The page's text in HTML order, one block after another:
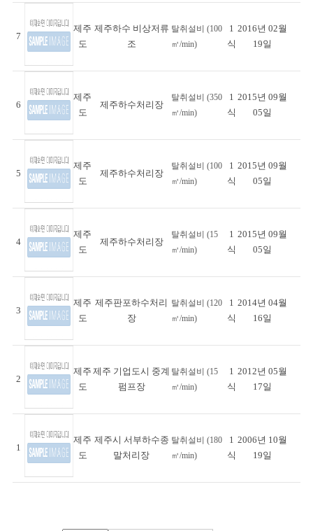
7
제주
도
제주하수 비상저류
조
탈취설비 (100
㎥/min)
1
식
2016년 02월
19일
6
제주
도
제주하수처리장
탈취설비 (350
㎥/min)
1
식
2015년 09월
05일
5
제주
도
제주하수처리장
탈취설비 (100
㎥/min)
1
식
2015년 09월
05일
4
제주
도
제주하수처리장
탈취설비 (15
㎥/min)
1
식
2015년 09월
05일
3
제주
도
제주판포하수처리
장
탈취설비 (120
㎥/min)
1
식
2014년 04월
16일
2
제주
도
제주 기업도시 중계
펌프장
탈취설비 (15
㎥/min)
1
식
2012년 05월
17일
1
제주
도
제주시 서부하수종
말처리장
탈취설비 (180
㎥/min)
1
식
2006년 10월
19일